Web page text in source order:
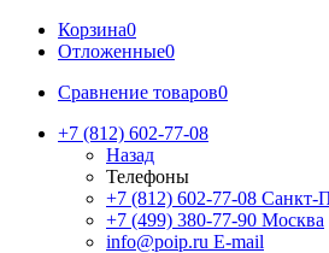
Корзина0
Отложенные0
Сравнение товаров0
+7 (812) 602-77-08
Назад
Телефоны
+7 (812) 602-77-08 Санкт-
+7 (499) 380-77-90 Москва
info@poip.ru E-mail